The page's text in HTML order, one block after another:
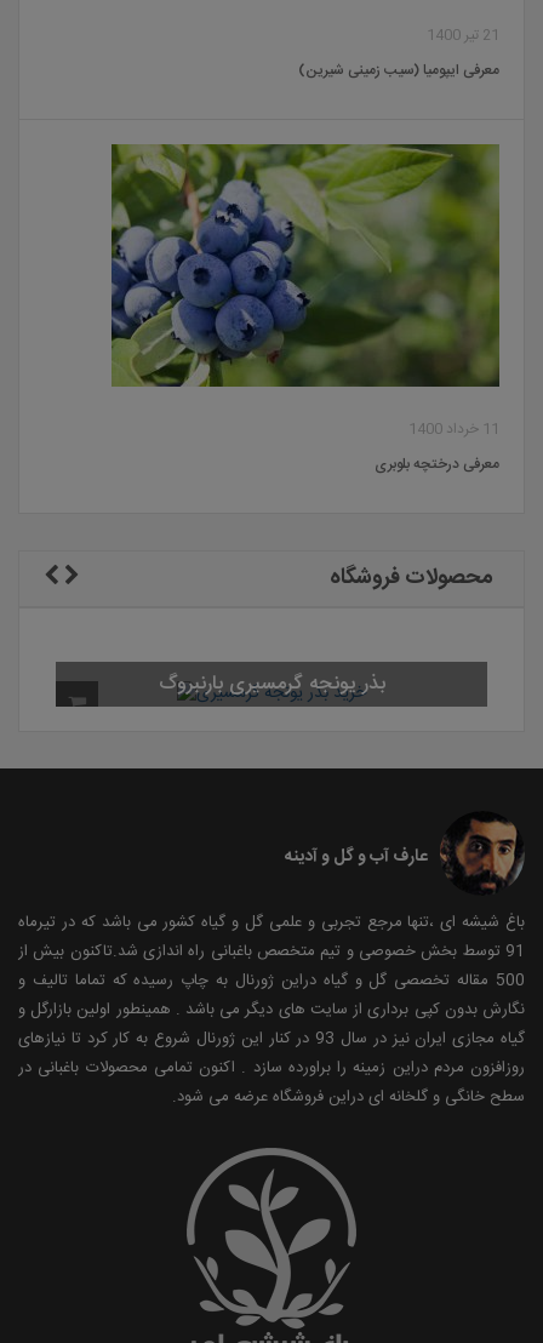
21 تیر 1400
معرفی ایپومیا (سیب زمینی شیرین)
11 خرداد 1400
معرفی درختچه بلوبری
محصولات فروشگاه
بذر یونجه گرمسیری بارنبروگ
عارف آب و گل و آدینه
باغ شیشه ای ،تنها مرجع تجربی و علمی گل و گیاه کشور می باشد که در تیرماه
91 توسط بخش خصوصی و تیم متخصص باغبانی راه اندازی شد.تاکنون بیش از
500 مقاله تخصصی گل و گیاه دراین ژورنال به چاپ رسیده که تماما تالیف و
نگارش بدون کپی برداری از سایت های دیگر می باشد . همینطور اولین بازارگل و
گیاه مجازی ایران نیز در سال 93 در کنار این ژورنال شروع به کار کرد تا نیازهای
روزافزون مردم دراین زمینه را براورده سازد . اکنون تمامی محصولات باغبانی در
سطح خانگی و گلخانه ای دراین فروشگاه عرضه می شود.